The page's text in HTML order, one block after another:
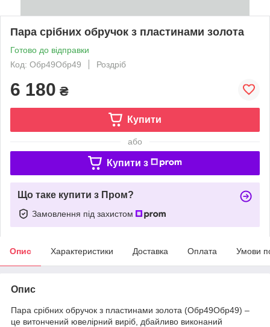
Пара срібних обручок з пластинами золота
Готово до відправки
Код: Обр49Обр49
Роздріб
6 180 ₴
Купити
або
Купити з
Що таке купити з Пром?
Замовлення під захистом
Опис Характеристики Доставка Оплата Умови
Опис
Пара срібних обручок з пластинами золота (Обр49Обр49) –
це витончений ювелірний виріб, дбайливо виконаний